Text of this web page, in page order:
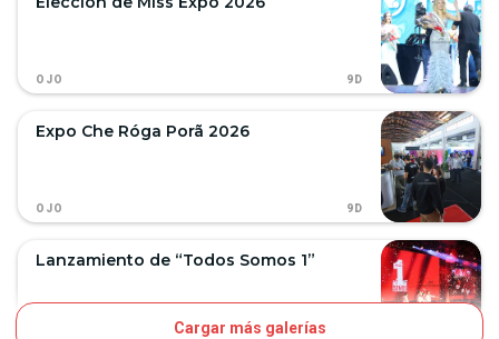
OJO 9D
Expo Che Róga Porã 2026
OJO 9D
Lanzamiento de “Todos Somos 1”
Cargar más galerías